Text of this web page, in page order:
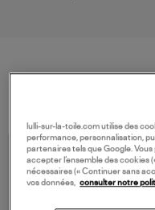
lulli-sur-la-toile.com utilise des
performance, personnalisation,
partenaires tels que Google.
accepter l’ensemble des cookies
nécessaires (« Continuer sans
vos données,
consulter notre